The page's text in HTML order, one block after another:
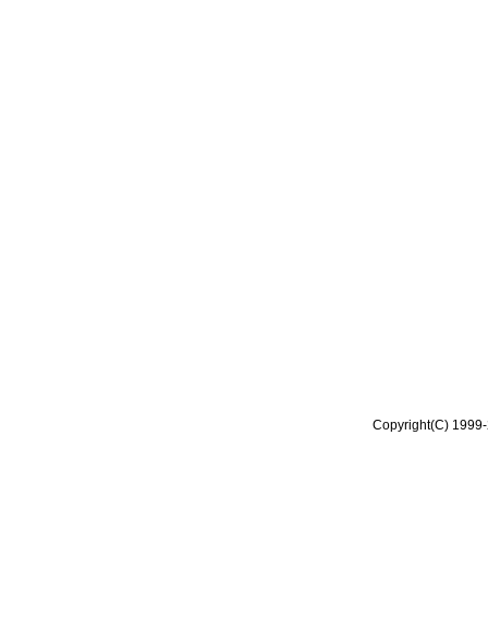
Copyright(C)